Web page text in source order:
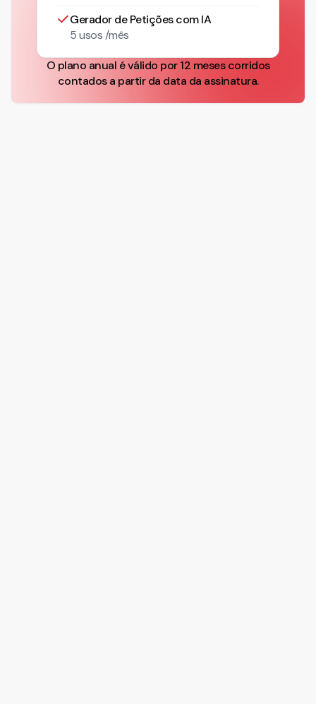
Gerador de Petições com IA
5 usos /mês
O plano anual é válido por 12 meses corridos
contados a partir da data da assinatura.